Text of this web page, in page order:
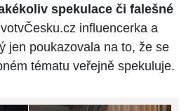
spekulace či falešné
influencerka a
jen poukazovala na to, že se
tématu veřejně spekuluje.